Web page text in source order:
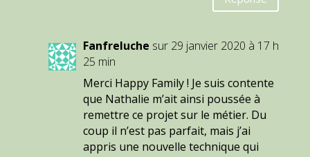
Fanfreluche sur 29 janvier 2020 à 17 h
25 min
Merci Happy Family ! Je suis contente
que Nathalie m’ait ainsi poussée à
remettre ce projet sur le métier. Du
coup il n’est pas parfait, mais j’ai
appris une nouvelle technique qui